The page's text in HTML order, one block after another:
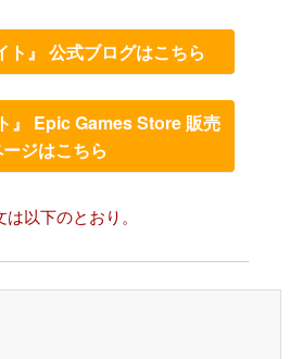
ト』 公式ブログはこちら
』 Epic Games Store 販売
ジはこちら
以下のとおり。